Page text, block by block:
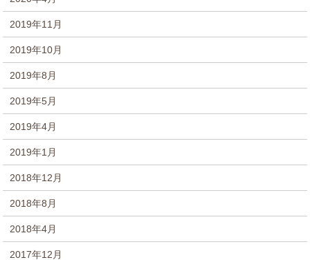
2019年11月
2019年10月
2019年8月
2019年5月
2019年4月
2019年1月
2018年12月
2018年8月
2018年4月
2017年12月